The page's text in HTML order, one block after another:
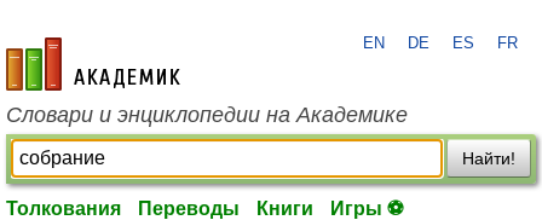
academic.ru
EN DE ES FR
Словари и энциклопедии на Академике
Найти!
Толкования Переводы Книги Игры ⚽